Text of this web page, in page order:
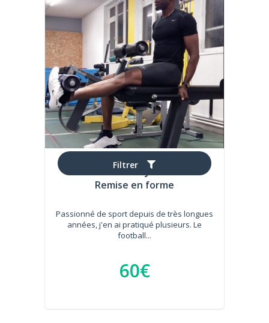
Filtrer
Ruddy
Remise en forme
Passionné de sport depuis de très longues
années, j'en ai pratiqué plusieurs. Le
football...
60€